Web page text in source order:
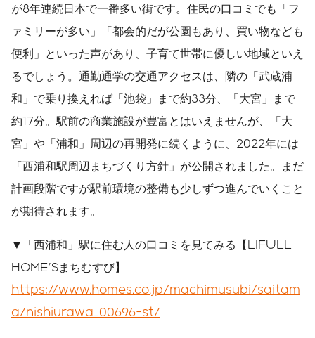
が8年連続日本で一番多い街です。住民の口コミでも「フ
ァミリーが多い」「都会的だが公園もあり、買い物なども
便利」といった声があり、子育て世帯に優しい地域といえ
るでしょう。通勤通学の交通アクセスは、隣の「武蔵浦
和」で乗り換えれば「池袋」まで約33分、「大宮」まで
約17分。駅前の商業施設が豊富とはいえませんが、「大
宮」や「浦和」周辺の再開発に続くように、2022年には
「西浦和駅周辺まちづくり方針」が公開されました。まだ
計画段階ですが駅前環境の整備も少しずつ進んでいくこと
が期待されます。
▼「西浦和」駅に住む人の口コミを見てみる【LIFULL
HOME'Sまちむすび】
https://www.homes.co.jp/machimusubi/saitam
a/nishiurawa_00696-st/